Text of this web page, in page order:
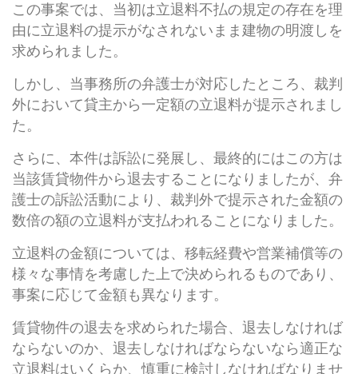
この事案では、当初は立退料不払の規定の存在を理
由に立退料の提示がなされないまま建物の明渡しを
求められました。
しかし、当事務所の弁護士が対応したところ、裁判
外において貸主から一定額の立退料が提示されまし
た。
さらに、本件は訴訟に発展し、最終的にはこの方は
当該賃貸物件から退去することになりましたが、弁
護士の訴訟活動により、裁判外で提示された金額の
数倍の額の立退料が支払われることになりました。
立退料の金額については、移転経費や営業補償等の
様々な事情を考慮した上で決められるものであり、
事案に応じて金額も異なります。
賃貸物件の退去を求められた場合、退去しなければ
ならないのか、退去しなければならないなら適正な
立退料はいくらか、慎重に検討しなければなりませ